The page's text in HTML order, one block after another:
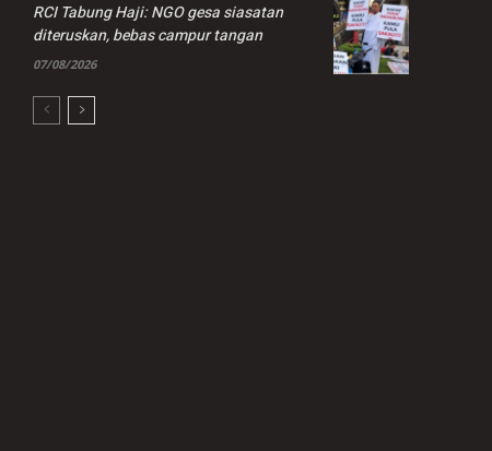
RCI Tabung Haji: NGO gesa siasatan
diteruskan, bebas campur tangan
07/08/2026